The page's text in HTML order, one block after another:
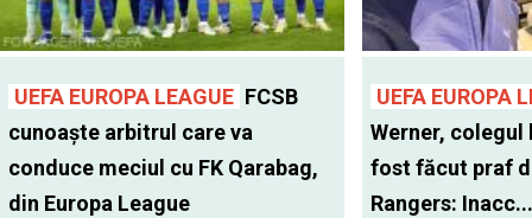
UEFA EUROPA LEAGUE FCSB
cunoaște arbitrul care va
conduce meciul cu FK Qarabag,
din Europa League
UEFA EUROPA
Werner, colegul
fost făcut praf
Rangers: Inacc...